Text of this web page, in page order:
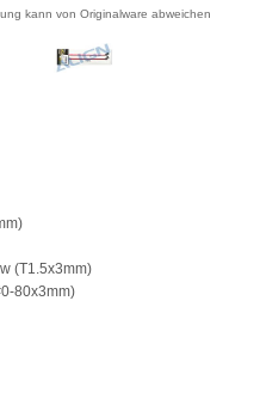
kann von Originalware abweichen
(T1.5x3mm)
80x3mm)